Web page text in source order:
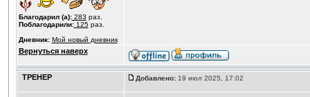
Благодарил (а):283 раз.
Поблагодарили:125раз.
Дневник: Мой новый дневник
Вернуться наверх
ТРЕНЕР Добавлено:19 июл 2025, 17:02